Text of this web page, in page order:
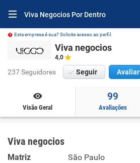
Viva Negocios Por Dentro
Esta empresa é sua? Solicite acesso ao perfil.
Viva negocios
4,0
237 Seguidores Seguir Avaliar
Visão Geral
99
Avaliações
Viva negocios
Matriz
São Paulo